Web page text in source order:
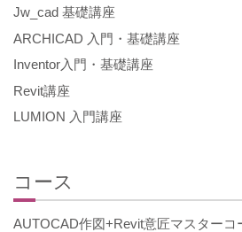
Jw_cad 基礎講座
ARCHICAD 入門・基礎講座
Inventor入門・基礎講座
Revit講座
LUMION 入門講座
コース
AUTOCAD作図+Revit意匠マスターコ